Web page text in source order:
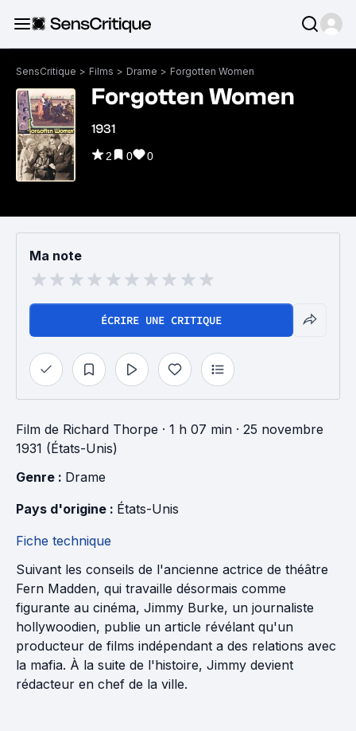
SensCritique > Films > Drame > Forgotten Women
Forgotten Women
1931
2 0 0
Ma note
ÉCRIRE UNE CRITIQUE
Film de Richard Thorpe · 1 h 07 min · 25 novembre
1931 (États-Unis)
Genre : Drame
Pays d'origine : États-Unis
Fiche technique
Suivant les conseils de l'ancienne actrice de théâtre
Fern Madden, qui travaille désormais comme
figurante au cinéma, Jimmy Burke, un journaliste
hollywoodien, publie un article révélant qu'un
producteur de films indépendant a des relations avec
la mafia. À la suite de l'histoire, Jimmy devient
rédacteur en chef de la ville.